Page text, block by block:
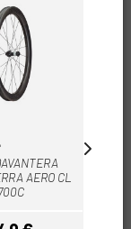
AERO CL